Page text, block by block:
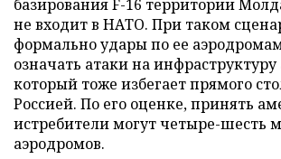
базирования F-16 территории
не входит в НАТО. При таком
формально удары по ее
означать атаки на инфраструктуру
который тоже избегает прямого
Россией. По его оценке, принять
истребители могут четыре-шесть
аэродромов.